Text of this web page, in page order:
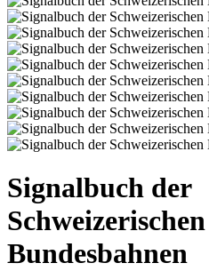
Signalbuch der
Schweizerischen
Bundesbahnen